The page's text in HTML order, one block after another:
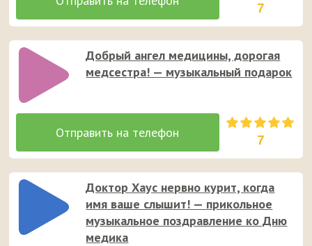
7
Добрый ангел медицины, дорогая
медсестра! — музыкальный подарок
7
Доктор Хаус нервно курит, когда
имя ваше слышит! — прикольное
музыкальное поздравление ко Дню
медика